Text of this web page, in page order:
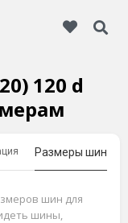
120 d
Размеры шин
шин для
шины,